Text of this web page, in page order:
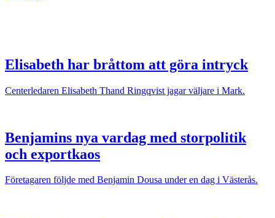
Elisabeth har bråttom att göra intryck
Centerledaren Elisabeth Thand Ringqvist jagar väljare i Mark.
Benjamins nya vardag med storpolitik
och exportkaos
Företagaren följde med Benjamin Dousa under en dag i Västerås.